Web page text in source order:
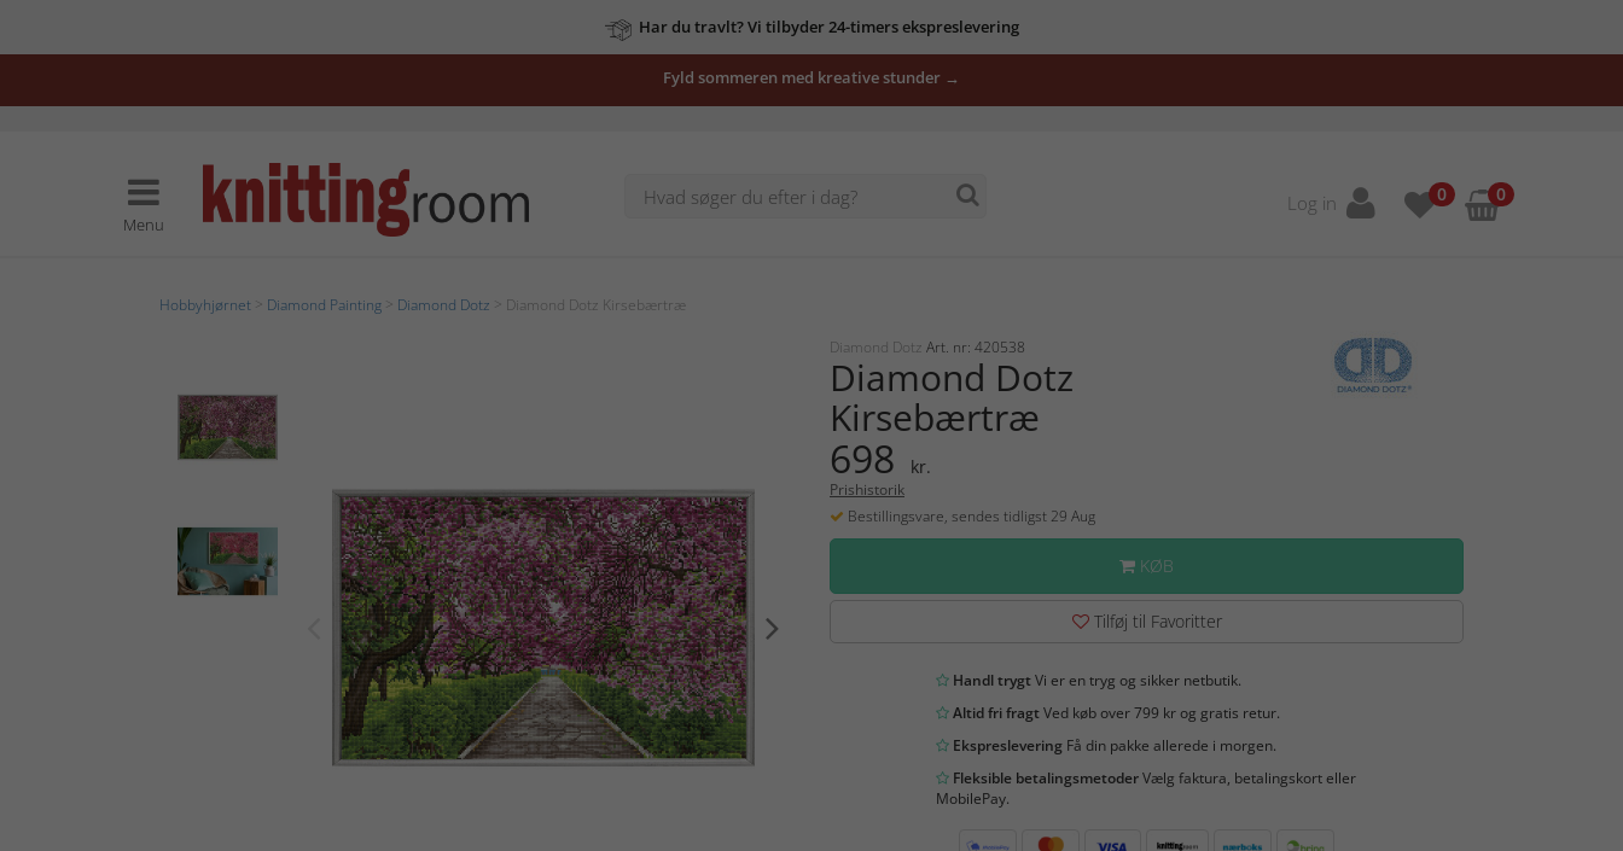
Har du travlt? Vi tilbyder 24-timers ekspreslevering
Fyld sommeren med kreative stunder →
Menu
Log in 0 0
Hobbyhjørnet Diamond Painting Diamond Dotz > Diamond Dotz Kirsebærtræ
Diamond Dotz Art. nr: 420538
Diamond Dotz
Kirsebærtræ
698 kr.
Prishistorik
Bestillingsvare, sendes tidligst 29 Aug
KØB
Tilføj til Favoritter
Handl trygtVi er en tryg og sikker netbutik.
Altid fri fragtVed køb over 799 kr og gratis retur.
EkspresleveringFå din pakke allerede i morgen.
Fleksible betalingsmetoderVælg faktura, betalingskort eller
MobilePay.